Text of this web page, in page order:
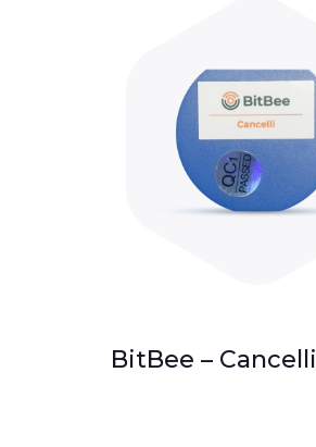
BitBee – Cancelli